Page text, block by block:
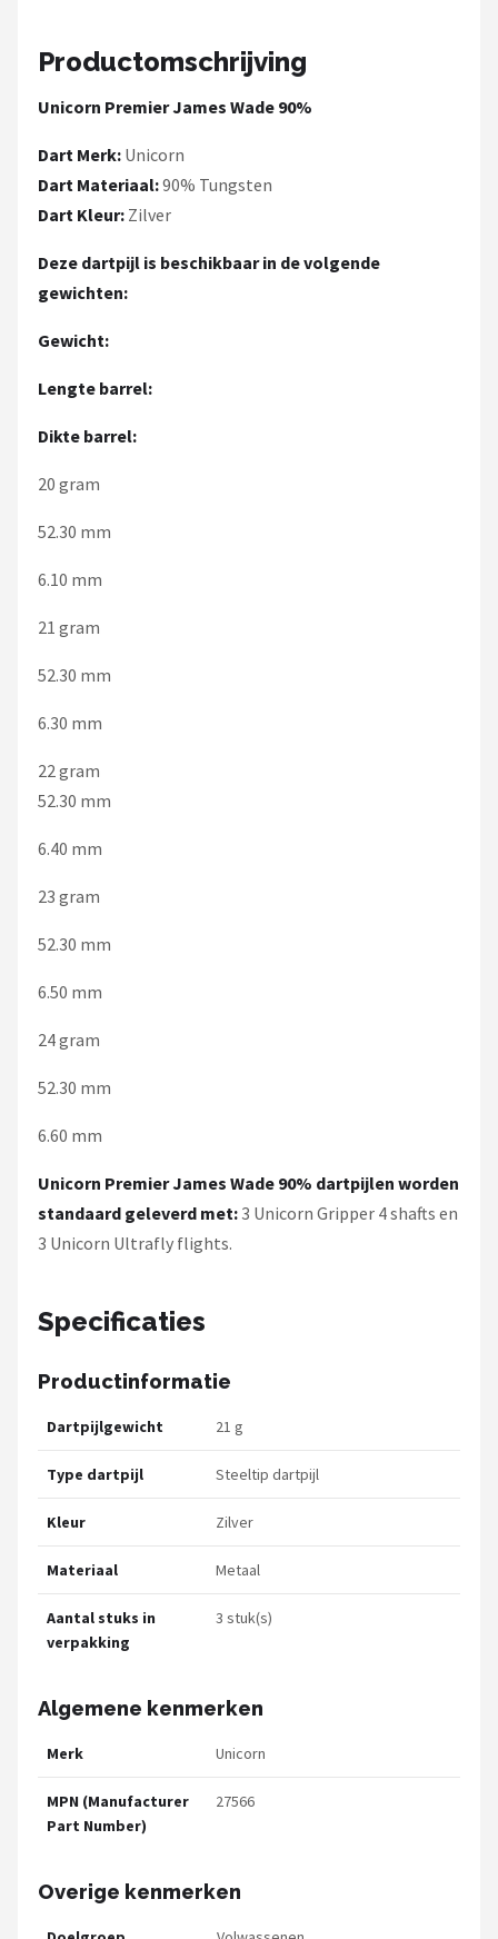
Red Dragon
Alle merken →
Productomschrijving
Unicorn Premier James Wade 90%
Dart Merk: Unicorn
Dart Materiaal:90% Tungsten
Dart Kleur: Zilver
Deze dartpijl is beschikbaar in de volgende
gewichten:
Gewicht:
Lengte barrel:
Dikte barrel:
20 gram
52.30 mm
6.10 mm
21 gram
52.30 mm
6.30 mm
22 gram
52.30 mm
6.40 mm
23 gram
52.30 mm
6.50 mm
24 gram
52.30 mm
6.60 mm
Unicorn Premier James Wade 90% dartpijlen worden
standaard geleverd met:3 Unicorn Gripper 4 shafts en
3 Unicorn Ultrafly flights.
Specificaties
Productinformatie
Dartpijlgewicht 21 g
Type dartpijl Steeltip dartpijl
Kleur Zilver
Materiaal Metaal
Aantal stuks in
verpakking
3 stuk(s)
Algemene kenmerken
Merk Unicorn
MPN (Manufacturer
Part Number)
27566
Overige kenmerken